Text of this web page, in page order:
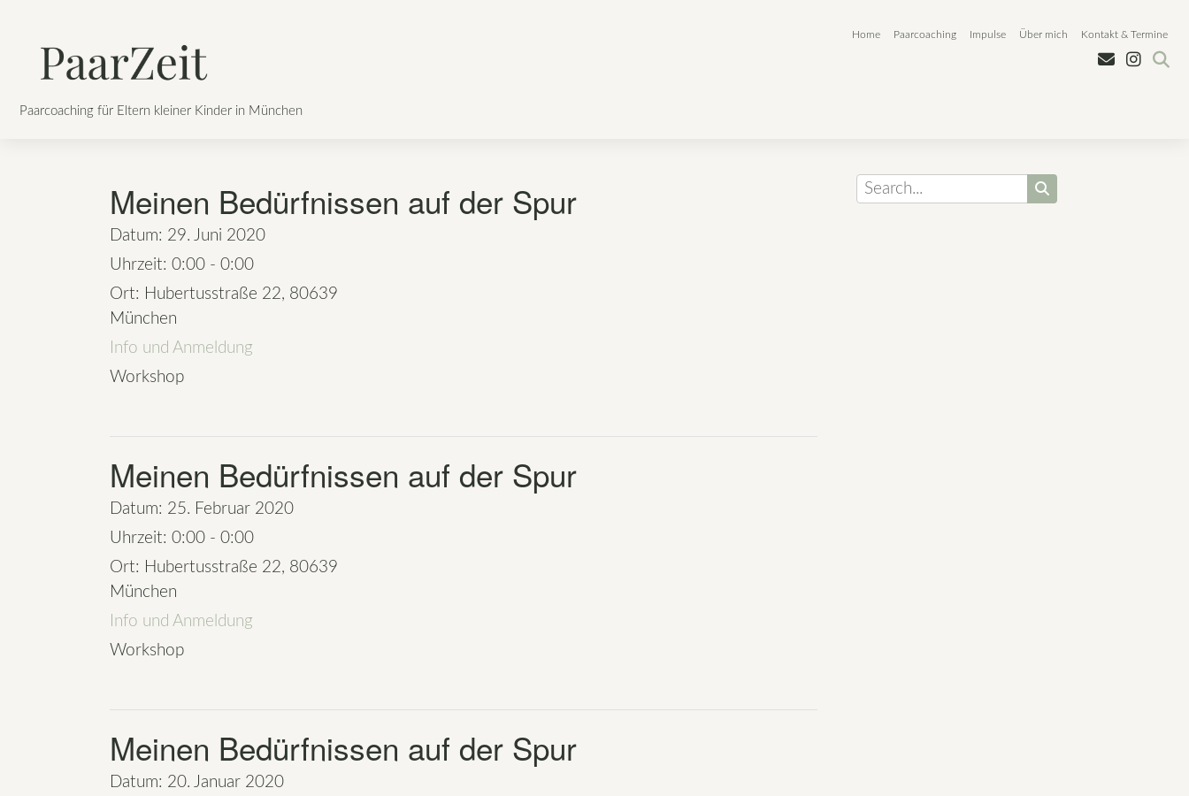
content
Paarcoaching für Eltern kleiner Kinder in München
Home Paarcoaching Impulse Über mich Kontakt & Termine
Meinen Bedürfnissen auf der Spur
Datum: 29. Juni 2020
Uhrzeit: 0:00 - 0:00
Ort: Hubertusstraße 22, 80639
München
Info und Anmeldung
Workshop
Meinen Bedürfnissen auf der Spur
Datum: 25. Februar 2020
Uhrzeit: 0:00 - 0:00
Ort: Hubertusstraße 22, 80639
München
Info und Anmeldung
Workshop
Meinen Bedürfnissen auf der Spur
Datum: 20. Januar 2020